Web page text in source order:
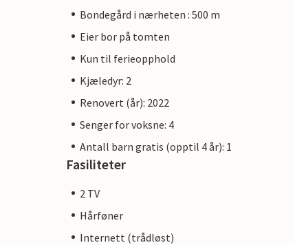
Bondegård i nærheten : 500 m
Eier bor på tomten
Kun til ferieopphold
Kjæledyr: 2
Renovert (år): 2022
Senger for voksne: 4
Antall barn gratis (opptil 4 år): 1
Fasiliteter
2 TV
Hårføner
Internett (trådløst)